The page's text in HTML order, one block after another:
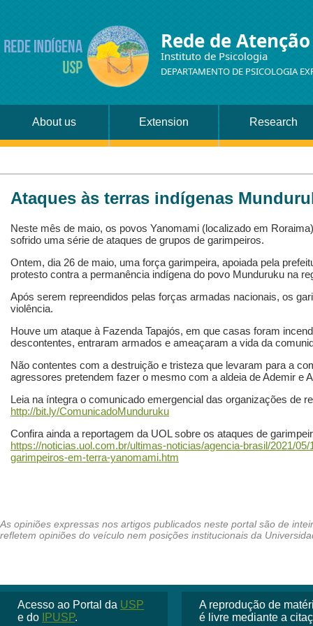
Rede de
Instituto de Psicologia
DEPARTAMENTO DE PSICOLOGIA
About us Extension Research
Ataques às terras indígenas
Neste mês de maio, os povos Yanomami (localizado em
sofrido uma série de ataques de grupos de garimpeiros.
Ontem, dia 26 de maio, uma força garimpeira, apoiada pela
protesto contra a permanência indígena do povo Munduruku na
Após serem repreendidos pelas forças armadas nacionais, os
violência.
Houve um ataque à Fazenda Tapajós, em que casas foram
descontentes, entraram armados e ameaçaram a vida da
Não contentes com a destruição e tristeza que levaram para a
agressores pretendem fazer o mesmo com a aldeia de Ademir e
Leia na íntegra o comunicado emergencial das organizações de
http://bit.ly/ComunicadoMunduruku
Confira ainda a reportagem da UOL sobre os ataques de
https://noticias.uol.com.br/ultimas-noticias/agencia-brasil/2021/
garimpeiros-em-terra-yanomami.htm
Acesso ao Portal da USP
e do
IPUSP.
A reprodução de
é livre mediante a